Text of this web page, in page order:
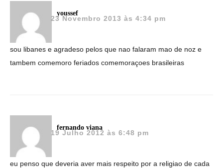
youssef
23 Novembro 2013 às 4:34 pm
sou libanes e agradeso pelos que nao falaram mao de noz e
tambem comemoro feriados comemoraçoes brasileiras
fernando viana
19 Julho 2012 às 6:48 pm
eu penso que deveria aver mais respeito por a religiao de cada